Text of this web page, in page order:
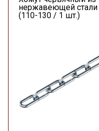
нержавеющей стали
(110-130 / 1 шт.)